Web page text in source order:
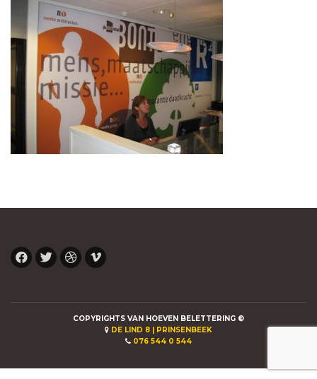
COPYRIGHTS VAN HOEVEN BELETTERING ©
DE LIND 8 | PRINSENBEEK
076 544 0 544